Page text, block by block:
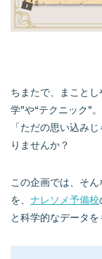
ちまたで、まこと
学”や“テクニック”
「ただの思い込み
りませんか？
この企画では、そ
を、 ナレソメ予備校
と科学的なデータを